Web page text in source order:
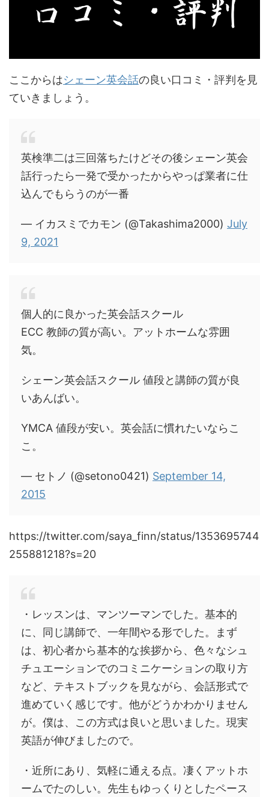
ここからはシェーン英会話の良い口コミ・評判を見
ていきましょう。
英検準二は三回落ちたけどその後シェーン英会
話行ったら一発で受かったからやっぱ業者に仕
込んでもらうのが一番
— イカスミでカモン (@Takashima2000) July
9, 2021
個人的に良かった英会話スクール
ECC 教師の質が高い。アットホームな雰囲
気。
シェーン英会話スクール 値段と講師の質が良
いあんばい。
YMCA 値段が安い。英会話に慣れたいならこ
こ。
— セトノ (@setono0421) September 14,
2015
https://twitter.com/saya_finn/status/1353695744
255881218?s=20
・レッスンは、マンツーマンでした。基本的
に、同じ講師で、一年間やる形でした。まず
は、初心者から基本的な挨拶から、色々なシュ
チュエーションでのコミニケーションの取り方
など、テキストブックを見ながら、会話形式で
進めていく感じです。他がどうかわかりません
が。僕は、この方式は良いと思いました。現実
英語が伸びましたので。
・近所にあり、気軽に通える点。凄くアットホ
ームでたのしい。先生もゆっくりとしたペース